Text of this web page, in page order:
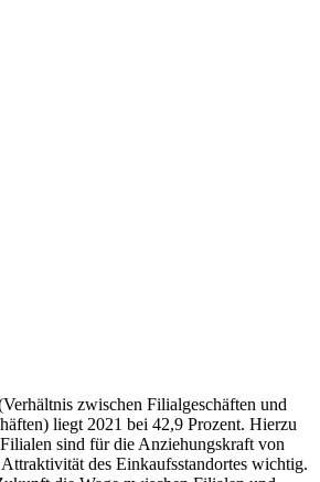
zwischen Filialgeschäften und
liegt 2021 bei 42,9 Prozent. Hierzu
sind für die Anziehungskraft von
des Einkaufsstandortes wichtig.